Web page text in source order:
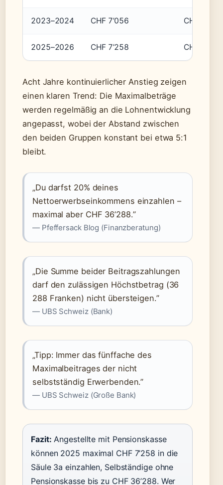
2023–2024 CHF 7’056 CHF
2025–2026 CHF 7’258 CHF
Acht Jahre kontinuierlicher Anstieg zeigen
einen klaren Trend: Die Maximalbeträge
werden regelmäßig an die Lohnentwicklung
angepasst, wobei der Abstand zwischen
den beiden Gruppen konstant bei etwa 5:1
bleibt.
„Du darfst 20% deines
Nettoerwerbseinkommens einzahlen –
maximal aber CHF 36’288.”
— Pfeffersack Blog (Finanzberatung)
„Die Summe beider Beitragszahlungen
darf den zulässigen Höchstbetrag (36
288 Franken) nicht übersteigen.”
— UBS Schweiz (Bank)
„Tipp: Immer das fünffache des
Maximalbeitrages der nicht
selbstständig Erwerbenden.”
— UBS Schweiz (Große Bank)
Fazit: Angestellte mit Pensionskasse
können 2025 maximal CHF 7’258 in die
Säule 3a einzahlen, Selbständige ohne
Pensionskasse bis zu CHF 36’288. Wer